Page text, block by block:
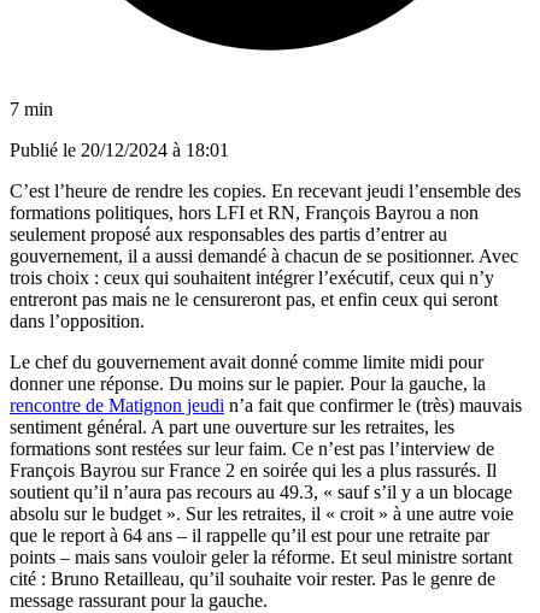
7 min
Publié le 20/12/2024 à 18:01
C’est l’heure de rendre les copies. En recevant jeudi l’ensemble des
formations politiques, hors LFI et RN, François Bayrou a non
seulement proposé aux responsables des partis d’entrer au
gouvernement, il a aussi demandé à chacun de se positionner. Avec
trois choix : ceux qui souhaitent intégrer l’exécutif, ceux qui n’y
entreront pas mais ne le censureront pas, et enfin ceux qui seront
dans l’opposition.
Le chef du gouvernement avait donné comme limite midi pour
donner une réponse. Du moins sur le papier. Pour la gauche, la
rencontre de Matignon jeudi n’a fait que confirmer le (très) mauvais
sentiment général. A part une ouverture sur les retraites, les
formations sont restées sur leur faim. Ce n’est pas l’interview de
François Bayrou sur France 2 en soirée qui les a plus rassurés. Il
soutient qu’il n’aura pas recours au 49.3, « sauf s’il y a un blocage
absolu sur le budget ». Sur les retraites, il « croit » à une autre voie
que le report à 64 ans – il rappelle qu’il est pour une retraite par
points – mais sans vouloir geler la réforme. Et seul ministre sortant
cité : Bruno Retailleau, qu’il souhaite voir rester. Pas le genre de
message rassurant pour la gauche.